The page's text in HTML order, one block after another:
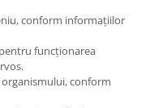
conform informațiilor
funcționarea
conform